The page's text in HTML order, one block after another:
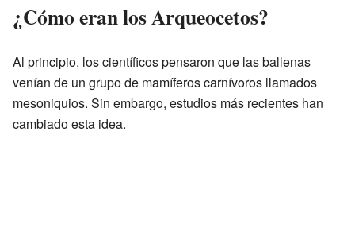
¿Cómo eran los Arqueocetos?
Al principio, los científicos pensaron que las ballenas
venían de un grupo de mamíferos carnívoros llamados
mesoniquios. Sin embargo, estudios más recientes han
cambiado esta idea.